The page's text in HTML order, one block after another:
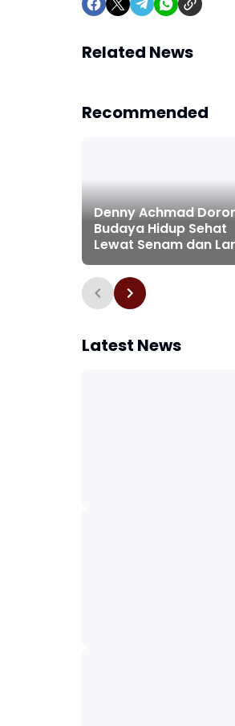
Related News
Recommended
Denny Achmad
Budaya Hidup Sehat
Lewat Senam dan
Pagi Bersama di
Pakansari
Latest News